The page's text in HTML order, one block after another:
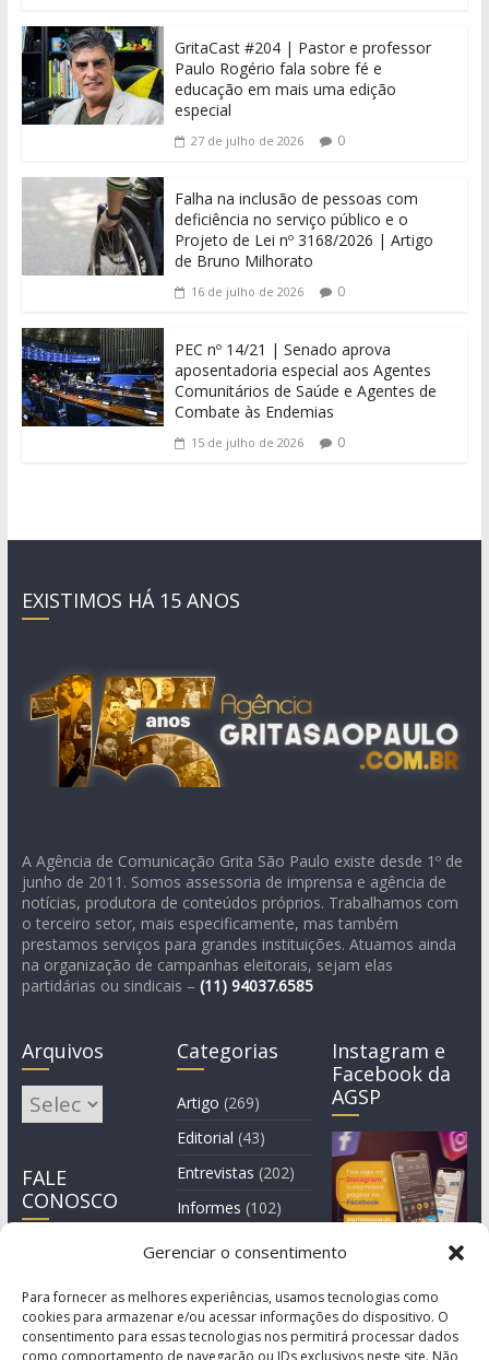
Gerenciar o consentimento
Para fornecer as melhores experiências, usamos tecnologias como
cookies para armazenar e/ou acessar informações do dispositivo. O
consentimento para essas tecnologias nos permitirá processar dados
como comportamento de navegação ou IDs exclusivos neste site. Não
GritaCast #204 | Pastor e professor
Paulo Rogério fala sobre fé e
educação em mais uma edição
especial
27 de julho de 2026 0
Falha na inclusão de pessoas com
deficiência no serviço público e o
Projeto de Lei nº 3168/2026 | Artigo
de Bruno Milhorato
16 de julho de 2026 0
PEC nº 14/21 | Senado aprova
aposentadoria especial aos Agentes
Comunitários de Saúde e Agentes de
Combate às Endemias
15 de julho de 2026 0
EXISTIMOS HÁ 15 ANOS
A Agência de Comunicação Grita São Paulo existe desde 1º de
junho de 2011. Somos assessoria de imprensa e agência de
notícias, produtora de conteúdos próprios. Trabalhamos com
o terceiro setor, mais especificamente, mas também
prestamos serviços para grandes instituições. Atuamos ainda
na organização de campanhas eleitorais, sejam elas
partidárias ou sindicais – (11) 94037.6585
Arquivos
Arquivos
FALE
CONOSCO
Categorias
Artigo (269)
Editorial (43)
Entrevistas (202)
Informes (102)
Manchete
Instagram e
Facebook da
AGSP